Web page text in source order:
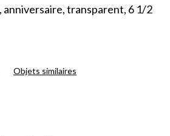
transparent, 6 1/2
Objets similaires